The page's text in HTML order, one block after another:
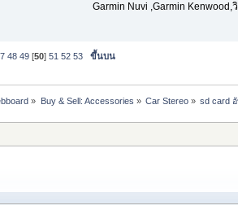
Garmin Nuvi ,Garmin
48 49 [50]51 52 53 ขึ้นบน
» Buy & Sell: Accessories » Car Stereo» sd card